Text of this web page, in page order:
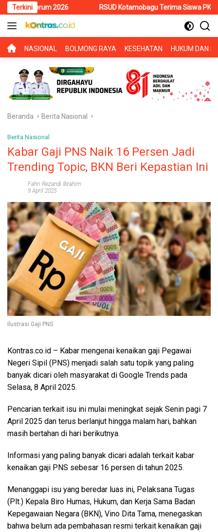
Langsung
ke
konten
Terkini RSUD Kotamobagu Terima Siswa PKL SMK
BERANDA
NASIONAL BOLMONG RAYA KESEHATAN HUKUM DAN
Beranda Berita Nasional
Berita Nasional
Kabar Gaji PNS Naik 16 Persen Jadi
Trending Topic, BKN Beri Kepastian Ini
Fahri Rezandi Ibrahim
9 April 2025
Ilustrasi Gaji PNS
Kontras.co.id – Kabar mengenai kenaikan gaji Pegawai
Negeri Sipil (PNS) menjadi salah satu topik yang paling
banyak dicari oleh masyarakat di Google Trends pada
Selasa, 8 April 2025.
Pencarian terkait isu ini mulai meningkat sejak Senin pagi 7
April 2025 dan terus berlanjut hingga malam hari, bahkan
masih bertahan di hari berikutnya.
Informasi yang paling banyak dicari adalah terkait kabar
kenaikan gaji PNS sebesar 16 persen di tahun 2025.
Menanggapi isu yang beredar luas ini, Pelaksana Tugas
(Plt.) Kepala Biro Humas, Hukum, dan Kerja Sama Badan
Kepegawaian Negara (BKN), Vino Dita Tama, menegaskan
bahwa belum ada pembahasan resmi terkait kenaikan gaji